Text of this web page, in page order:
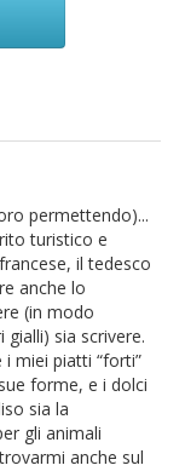
permettendo)...
turistico e
il tedesco
anche lo
(in modo
sia scrivere.
miei piatti “forti”
forme, e i dolci
sia la
gli animali
anche sul